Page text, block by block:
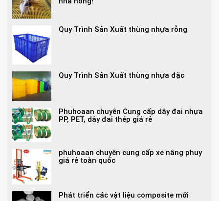
Quy Trình Sản Xuất thùng nhựa rỗng
Quy Trình Sản Xuất thùng nhựa đặc
Phuhoaan chuyên Cung cấp dây đai nhựa
PP, PET, dây đai thép giá rẻ
phuhoaan chuyên cung cấp xe nâng phuy
giá rẻ toàn quốc
Phát triển các vật liệu composite mới